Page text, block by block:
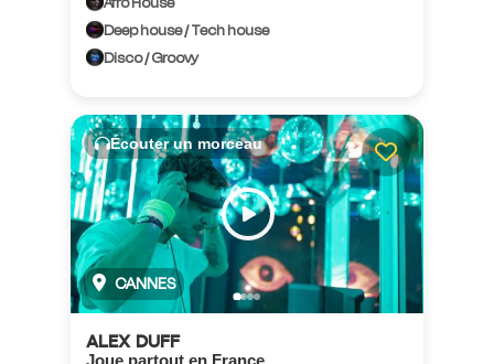
Deep house / Tech house
Disco / Groovy
Écouter un morceau
CANNES
ALEX DUFF
Joue partout en France